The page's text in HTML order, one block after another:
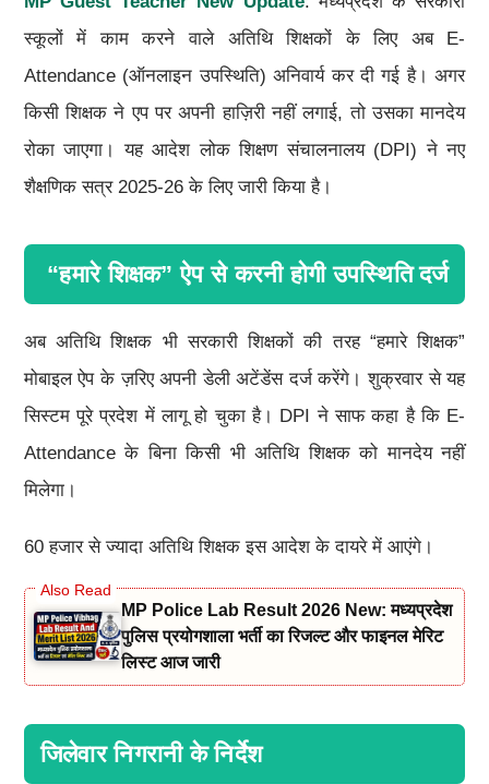
स्कूलों में काम करने वाले अतिथि शिक्षकों के लिए अब E-
Attendance (ऑनलाइन उपस्थिति) अनिवार्य कर दी गई है। अगर
किसी शिक्षक ने एप पर अपनी हाज़िरी नहीं लगाई, तो उसका मानदेय
रोका जाएगा। यह आदेश लोक शिक्षण संचालनालय (DPI) ने नए
शैक्षणिक सत्र 2025-26 के लिए जारी किया है।
“हमारे शिक्षक” ऐप से करनी होगी उपस्थिति दर्ज
अब अतिथि शिक्षक भी सरकारी शिक्षकों की तरह “हमारे शिक्षक”
मोबाइल ऐप के ज़रिए अपनी डेली अटेंडेंस दर्ज करेंगे। शुक्रवार से यह
सिस्टम पूरे प्रदेश में लागू हो चुका है। DPI ने साफ कहा है कि E-
Attendance के बिना किसी भी अतिथि शिक्षक को मानदेय नहीं
मिलेगा।
60 हजार से ज्यादा अतिथि शिक्षक इस आदेश के दायरे में आएंगे।
MP Police Lab Result 2026 New: मध्यप्रदेश
पुलिस प्रयोगशाला भर्ती का रिजल्ट और फाइनल मेरिट
लिस्ट आज जारी
जिलेवार निगरानी के निर्देश